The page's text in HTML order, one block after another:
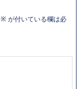
※ が付いている欄は必